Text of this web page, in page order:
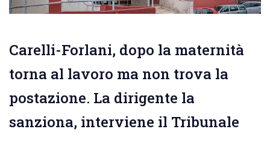
Carelli-Forlani, dopo la maternità
torna al lavoro ma non trova la
postazione. La dirigente la
sanziona, interviene il Tribunale